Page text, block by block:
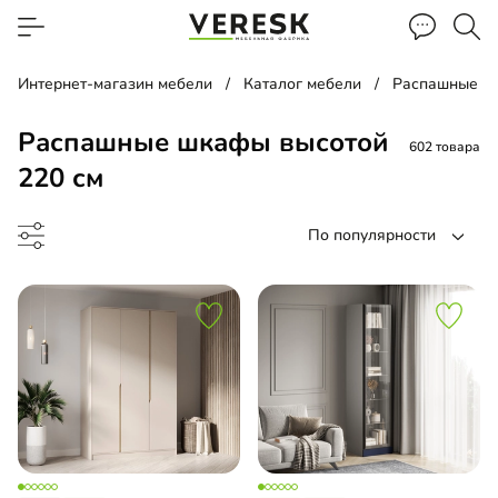
Интернет-магазин мебели Каталог мебели Распашные
Распашные шкафы высотой
220 см
602 товара
По популярности
шкаф